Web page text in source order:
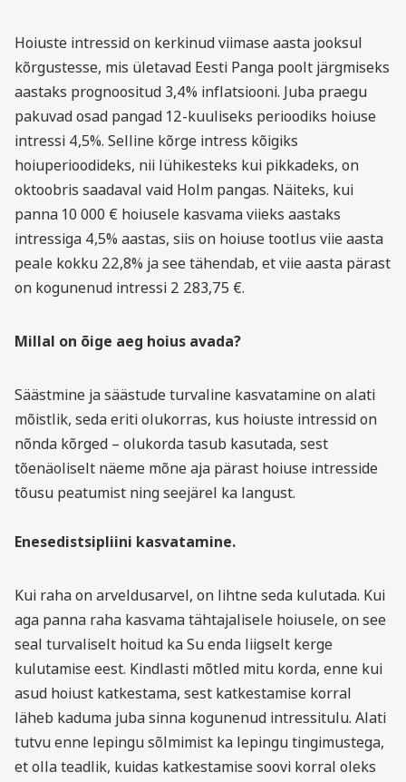
Hoiuste intressid on kerkinud viimase aasta jooksul
kõrgustesse, mis ületavad Eesti Panga poolt järgmiseks
aastaks prognoositud 3,4% inflatsiooni. Juba praegu
pakuvad osad pangad 12-kuuliseks perioodiks hoiuse
intressi 4,5%. Selline kõrge intress kõigiks
hoiuperioodideks, nii lühikesteks kui pikkadeks, on
oktoobris saadaval vaid Holm pangas. Näiteks, kui
panna 10 000 € hoiusele kasvama viieks aastaks
intressiga 4,5% aastas, siis on hoiuse tootlus viie aasta
peale kokku 22,8% ja see tähendab, et viie aasta pärast
on kogunenud intressi 2 283,75 €.
Millal on õige aeg hoius avada?
Säästmine ja säästude turvaline kasvatamine on alati
mõistlik, seda eriti olukorras, kus hoiuste intressid on
nõnda kõrged – olukorda tasub kasutada, sest
tõenäoliselt näeme mõne aja pärast hoiuse intresside
tõusu peatumist ning seejärel ka langust.
Enesedistsipliini kasvatamine.
Kui raha on arveldusarvel, on lihtne seda kulutada. Kui
aga panna raha kasvama tähtajalisele hoiusele, on see
seal turvaliselt hoitud ka Su enda liigselt kerge
kulutamise eest. Kindlasti mõtled mitu korda, enne kui
asud hoiust katkestama, sest katkestamise korral
läheb kaduma juba sinna kogunenud intressitulu. Alati
tutvu enne lepingu sõlmimist ka lepingu tingimustega,
et olla teadlik, kuidas katkestamise soovi korral oleks